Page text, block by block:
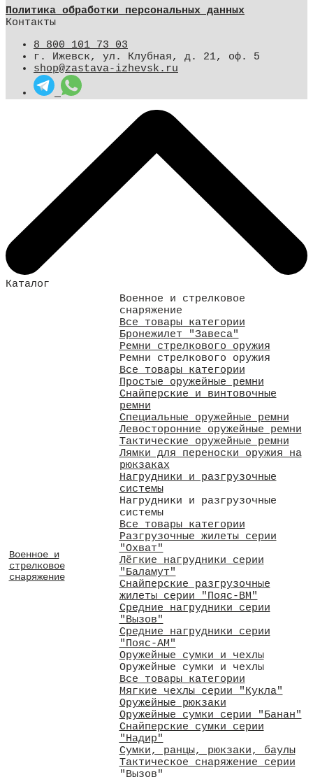
Политика обработки персональных данных
Контакты
8 800 101 73 03
г. Ижевск, ул. Клубная, д. 21, оф. 5
shop@zastava-izhevsk.ru
Каталог
Военное и
стрелковое
снаряжение
Военное и стрелковое
снаряжение
Все товары категории
Бронежилет "Завеса"
Ремни стрелкового оружия
Ремни стрелкового оружия
Все товары категории
Простые оружейные ремни
Снайперские и винтовочные
ремни
Специальные оружейные ремни
Левосторонние оружейные ремни
Тактические оружейные ремни
Лямки для переноски оружия на
рюкзаках
Нагрудники и разгрузочные
системы
Нагрудники и разгрузочные
системы
Все товары категории
Разгрузочные жилеты серии
"Охват"
Лёгкие нагрудники серии
"Баламут"
Снайперские разгрузочные
жилеты серии "Пояс-ВМ"
Средние нагрудники серии
"Вызов"
Средние нагрудники серии
"Пояс-АМ"
Оружейные сумки и чехлы
Оружейные сумки и чехлы
Все товары категории
Мягкие чехлы серии "Кукла"
Оружейные рюкзаки
Оружейные сумки серии "Банан"
Снайперские сумки серии
"Надир"
Сумки, ранцы, рюкзаки, баулы
Тактическое снаряжение серии
"Вызов"